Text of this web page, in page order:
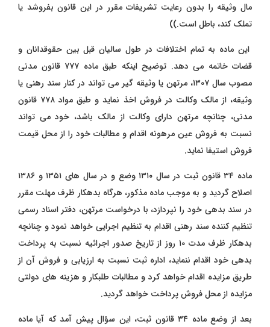
مال وثیقه را بدون رعایت تشریفات مقرر در این قانون بفروشد یا
تملک کند، باطل است.))
این ماده به تمام اختلافات در طول سالیان قبل بین حقوقدانان و
قضات خاتمه می ‌دهد. توضیح اینکه طبق ماده ۷۷۷ قانون مدنی
مصوب سال ۱۳۰۷، مرتهن یا وثیقه‌ گیر می ‌تواند در کنار سند رهنی یا
وثیقه، از مالک وکالت در فروش اخذ نماید و طبق مواد ۷۷۸ قانون
مدنی، چنانچه مرتهن دارای وکالت از مالک باشد، خود می ‌تواند
نسبت به فروش عین مرهونه اقدام و مطالبات خود را از محل قیمت
فروش استیفا نماید.
ماده ۳۴ قانون ثبت در سال ۱۳۱۰ وضع و در سال ‌های ۱۳۵۱ و ۱۳۸۶
اصلاح گردید و به موجب ماده مذکور، هرگاه بدهکار ظرف مهلت مقرر
در سند بدهی خود را نپردازد، با درخواست مرتهن، دفتر اسناد رسمی
تنظیم‌ کننده سند رهنی اقدام به تنظیم اجرایی خواهد نمود و چنانچه
بدهکار ظرف مدت ۱۰ روز از تاریخ صدور اجرائیه نسبت به پرداخت
بدهی خود اقدام ننماید، اداره ثبت نسبت به ارزیابی و فروش آن از
طریق مزایده اقدام خواهد کرد و مطالبات طلبکار و هزینه‌ های دولتی
مزایده از محل فروش پرداخت خواهد گردید.
بعد از وضع ماده ۳۴ قانون ثبت، این سؤال پیش آمد که آیا ماده